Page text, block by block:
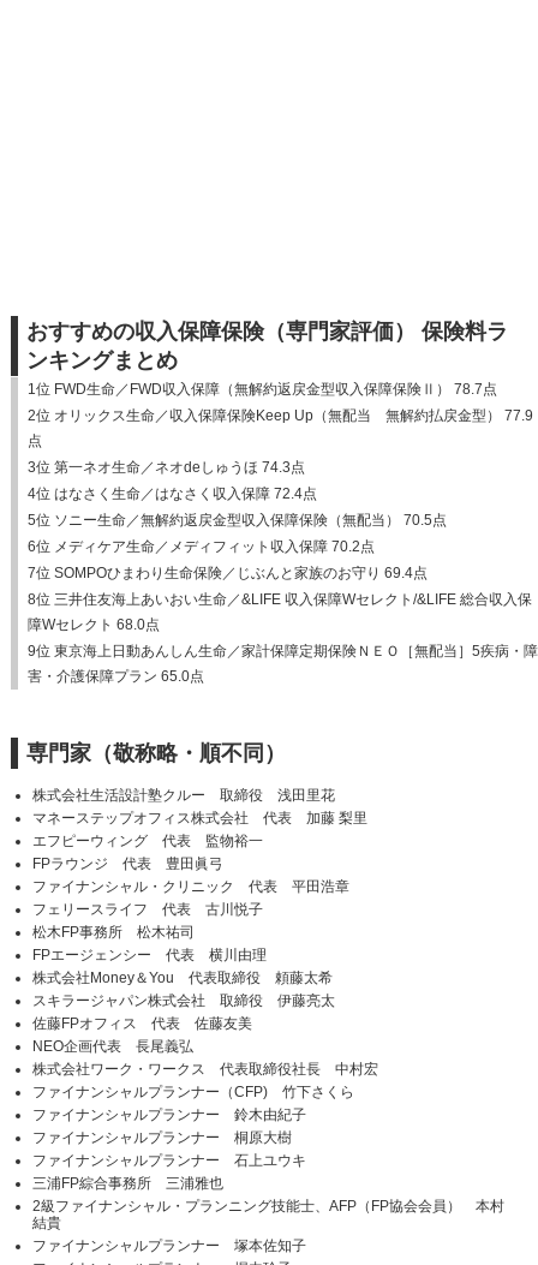
おすすめの収入保障保険（専門家評価） 保険料ラ
ンキングまとめ
1位 FWD生命／FWD収入保障（無解約返戻金型収入保障保険Ⅱ） 78.7点
2位 オリックス生命／収入保障保険Keep Up（無配当 無解約払戻金型） 77.9
点
3位 第一ネオ生命／ネオdeしゅうほ 74.3点
4位 はなさく生命／はなさく収入保障 72.4点
5位 ソニー生命／無解約返戻金型収入保障保険（無配当） 70.5点
6位 メディケア生命／メディフィット収入保障 70.2点
7位 SOMPOひまわり生命保険／じぶんと家族のお守り 69.4点
8位 三井住友海上あいおい生命／&LIFE 収入保障Wセレクト/&LIFE 総合収入保
障Wセレクト 68.0点
9位 東京海上日動あんしん生命／家計保障定期保険ＮＥＯ［無配当］5疾病・障
害・介護保障プラン 65.0点
専門家（敬称略・順不同）
株式会社生活設計塾クルー 取締役 浅田里花
マネーステップオフィス株式会社 代表 加藤 梨里
エフピーウィング 代表 監物裕一
FPラウンジ 代表 豊田眞弓
ファイナンシャル・クリニック 代表 平田浩章
フェリースライフ 代表 古川悦子
松木FP事務所 松木祐司
FPエージェンシー 代表 横川由理
株式会社Money＆You 代表取締役 頼藤太希
スキラージャパン株式会社 取締役 伊藤亮太
佐藤FPオフィス 代表 佐藤友美
NEO企画代表 長尾義弘
株式会社ワーク・ワークス 代表取締役社長 中村宏
ファイナンシャルプランナー（CFP) 竹下さくら
ファイナンシャルプランナー 鈴木由紀子
ファイナンシャルプランナー 桐原大樹
ファイナンシャルプランナー 石上ユウキ
三浦FP綜合事務所 三浦雅也
2級ファイナンシャル・プランニング技能士、AFP（FP協会会員） 本村
結貴
ファイナンシャルプランナー 塚本佐知子